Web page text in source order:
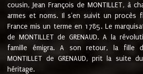
cousin, Jean François de MONTILLET, à
armes et noms. Il s'en suivit un procès
France mis un terme en 1785. Le
de MONTILLET de GRENAUD. A la
famille émigra. A son retour, la fille
MONTILLET de GRENAUD, prit la suite
héritage.